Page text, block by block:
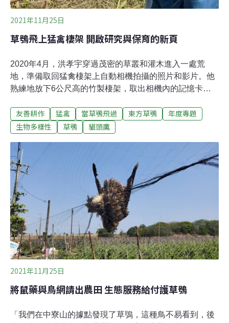
2021年11月25日
草鴞飛上猛禽棲架 開啟研究與保育的新頁
2020年4月，洪孝宇穿過茂密的草叢和灌木進入一處荒
地，準備取回猛禽棲架上自動相機拍攝的照片和影片。他
熟練地放下6公尺高的竹製棲架，取出相機內的記憶卡，
了！」在快速瀏覽手機裡的影像時，草鴞的蘋果臉出現在
螢幕上。洪孝宇事後回想，那一刻真的很興奮。棲架請猛
態研究室研究員，2017年他開始使用棲架結合自動相機，
進行田間猛禽的研究，結果成功吸引了黑翅鳶來幫農民抓
老鼠，藉此推廣不用鼠藥、減少猛禽二次毒害的友善農業
作法。此後，田間棲架蔚為風潮，許多同樣採用友善耕作
的農民紛紛前來，希望自己的田裡也能立起棲架，歡迎猛
禽到訪。棲架不只是讓猛禽停棲，幫助農民除鼠害，透過
自動相機的拍攝紀錄，也能了解有哪些鳥類出現在田區，
以及友善耕作實際反映出的農地生物多樣性成果。近五年
來，洪孝宇已協助在不同的土地型態架設近百支棲
友善耕作 猛禽 當草鴞飛過 東方草鴞
年度專題
生物多樣性
草鴞 貓頭鷹
2021年11月25日
將鼠藥與鳥網請出農田 生態服務給付護草鴞
「我們在中寮山的據點發現了草鴞，這種鳥不易看到，後